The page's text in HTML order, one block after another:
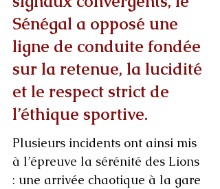
Sénégal a opposé une
ligne de conduite fondée
sur la retenue, la lucidité
et le respect strict de
l’éthique sportive.
Plusieurs incidents ont ainsi mis
à l’épreuve la sérénité des Lions
: une arrivée chaotique à la gare